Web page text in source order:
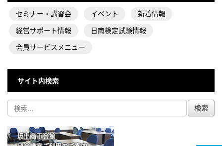
セミナー・講習会 イベント
新着情報
経営サポート情報
日商検定試験情報
会員サービスメニュー
サイト内検索